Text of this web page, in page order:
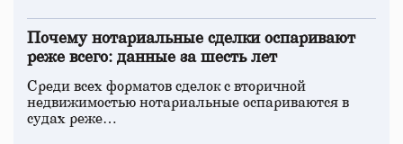
Почему нотариальные сделки оспаривают
реже всего: данные за шесть лет
Среди всех форматов сделок с вторичной
недвижимостью нотариальные оспариваются в
судах реже…